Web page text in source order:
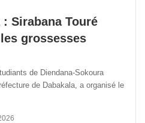
Sirabana Touré
grossesses
de Diendana-Sokoura
de Dabakala, a organisé le